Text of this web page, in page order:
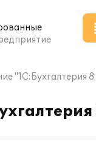
"1С:Бухгалтерия